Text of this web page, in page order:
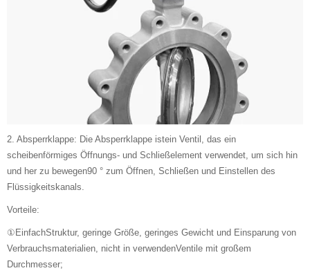
2. Absperrklappe: Die Absperrklappe istein Ventil, das ein
scheibenförmiges Öffnungs- und Schließelement verwendet, um sich hin
und her zu bewegen90 ° zum Öffnen, Schließen und Einstellen des
Flüssigkeitskanals.
Vorteile:
①EinfachStruktur, geringe Größe, geringes Gewicht und Einsparung von
Verbrauchsmaterialien, nicht in verwendenVentile mit großem
Durchmesser;